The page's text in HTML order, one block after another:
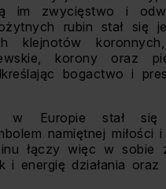
im zwycięstwo i
rubin stał się
klejnotów
korony oraz
bogactwo i
w Europie stał się
namiętnej miłości
łączy więc w sobie
i energię działania oraz